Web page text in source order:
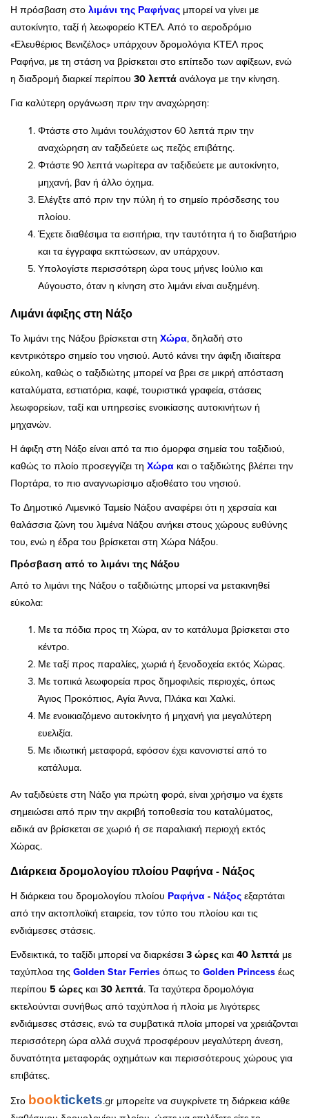
Η πρόσβαση στο λιμάνι της Ραφήνας μπορεί να γίνει με
αυτοκίνητο, ταξί ή λεωφορείο ΚΤΕΛ. Από το αεροδρόμιο
«Ελευθέριος Βενιζέλος» υπάρχουν δρομολόγια ΚΤΕΛ προς
Ραφήνα, με τη στάση να βρίσκεται στο επίπεδο των αφίξεων, ενώ
η διαδρομή διαρκεί περίπου 30 λεπτά ανάλογα με την κίνηση.
Για καλύτερη οργάνωση πριν την αναχώρηση:
Φτάστε στο λιμάνι τουλάχιστον 60 λεπτά πριν την
αναχώρηση αν ταξιδεύετε ως πεζός επιβάτης.
Φτάστε 90 λεπτά νωρίτερα αν ταξιδεύετε με αυτοκίνητο,
μηχανή, βαν ή άλλο όχημα.
Ελέγξτε από πριν την πύλη ή το σημείο πρόσδεσης του
πλοίου.
Έχετε διαθέσιμα τα εισιτήρια, την ταυτότητα ή το διαβατήριο
και τα έγγραφα εκπτώσεων, αν υπάρχουν.
Υπολογίστε περισσότερη ώρα τους μήνες Ιούλιο και
Αύγουστο, όταν η κίνηση στο λιμάνι είναι αυξημένη.
Λιμάνι άφιξης στη Νάξο
Το λιμάνι της Νάξου βρίσκεται στη Χώρα, δηλαδή στο
κεντρικότερο σημείο του νησιού. Αυτό κάνει την άφιξη ιδιαίτερα
εύκολη, καθώς ο ταξιδιώτης μπορεί να βρει σε μικρή απόσταση
καταλύματα, εστιατόρια, καφέ, τουριστικά γραφεία, στάσεις
λεωφορείων, ταξί και υπηρεσίες ενοικίασης αυτοκινήτων ή
μηχανών.
Η άφιξη στη Νάξο είναι από τα πιο όμορφα σημεία του ταξιδιού,
καθώς το πλοίο προσεγγίζει τη Χώρα και ο ταξιδιώτης βλέπει την
Πορτάρα, το πιο αναγνωρίσιμο αξιοθέατο του νησιού.
Το Δημοτικό Λιμενικό Ταμείο Νάξου αναφέρει ότι η χερσαία και
θαλάσσια ζώνη του λιμένα Νάξου ανήκει στους χώρους ευθύνης
του, ενώ η έδρα του βρίσκεται στη Χώρα Νάξου.
Πρόσβαση από το λιμάνι της Νάξου
Από το λιμάνι της Νάξου ο ταξιδιώτης μπορεί να μετακινηθεί
εύκολα:
Με τα πόδια προς τη Χώρα, αν το κατάλυμα βρίσκεται στο
κέντρο.
Με ταξί προς παραλίες, χωριά ή ξενοδοχεία εκτός Χώρας.
Με τοπικά λεωφορεία προς δημοφιλείς περιοχές, όπως
Άγιος Προκόπιος, Αγία Άννα, Πλάκα και Χαλκί.
Με ενοικιαζόμενο αυτοκίνητο ή μηχανή για μεγαλύτερη
ευελιξία.
Με ιδιωτική μεταφορά, εφόσον έχει κανονιστεί από το
κατάλυμα.
Αν ταξιδεύετε στη Νάξο για πρώτη φορά, είναι χρήσιμο να έχετε
σημειώσει από πριν την ακριβή τοποθεσία του καταλύματος,
ειδικά αν βρίσκεται σε χωριό ή σε παραλιακή περιοχή εκτός
Χώρας.
Διάρκεια δρομολογίου πλοίου Ραφήνα - Νάξος
Η διάρκεια του δρομολογίου πλοίου Ραφήνα - Νάξος εξαρτάται
από την ακτοπλοϊκή εταιρεία, τον τύπο του πλοίου και τις
ενδιάμεσες στάσεις.
Ενδεικτικά, το ταξίδι μπορεί να διαρκέσει 3 ώρες και 40 λεπτά με
ταχύπλοα της Golden Star Ferries όπως το Golden Princess έως
περίπου 5 ώρες και 30 λεπτά. Τα ταχύτερα δρομολόγια
εκτελούνται συνήθως από ταχύπλοα ή πλοία με λιγότερες
ενδιάμεσες στάσεις, ενώ τα συμβατικά πλοία μπορεί να χρειάζονται
περισσότερη ώρα αλλά συχνά προσφέρουν μεγαλύτερη άνεση,
δυνατότητα μεταφοράς οχημάτων και περισσότερους χώρους για
επιβάτες.
Στο booktickets.gr μπορείτε να συγκρίνετε τη διάρκεια κάθε